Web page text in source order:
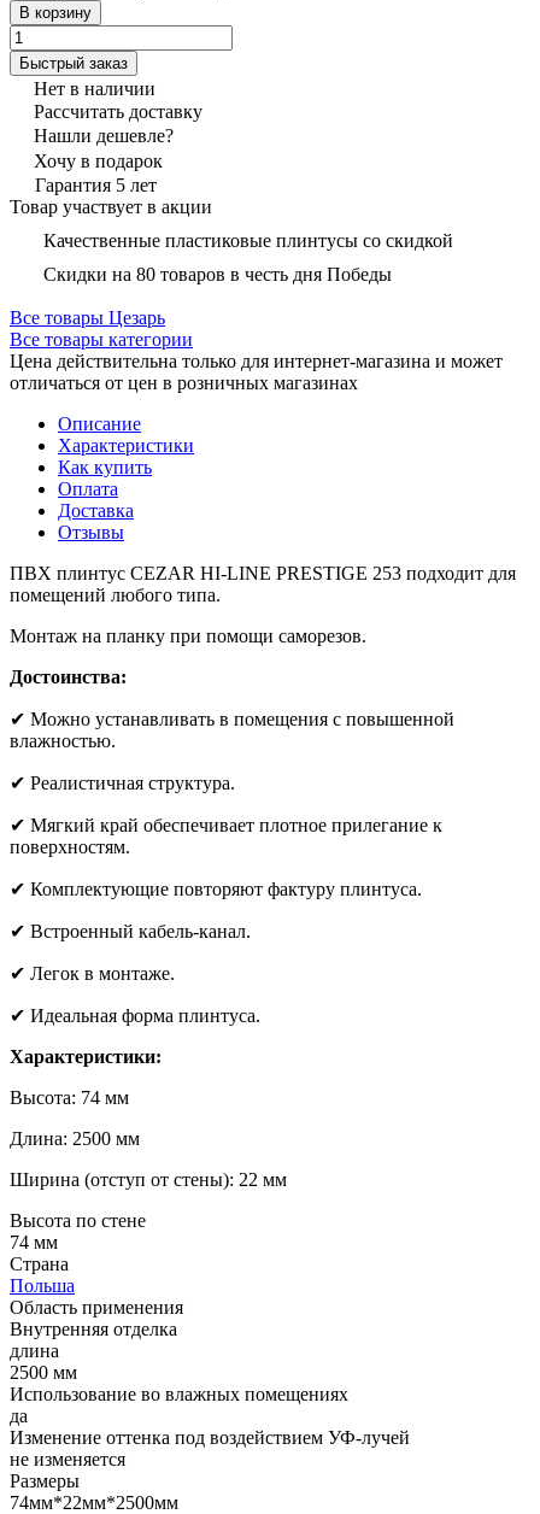
В корзину
Быстрый заказ
Нет в наличии
Рассчитать доставку
Нашли дешевле?
Хочу в подарок
Гарантия 5 лет
Товар участвует в акции
Качественные пластиковые плинтусы со скидкой
Скидки на 80 товаров в честь дня Победы
Все товары Цезарь
Все товары категории
Цена действительна только для интернет-магазина и может
отличаться от цен в розничных магазинах
Описание
Характеристики
Как купить
Оплата
Доставка
Отзывы
ПВХ плинтус CEZAR HI-LINE PRESTIGE 253 подходит для
помещений любого типа.
Монтаж на планку при помощи саморезов.
Достоинства:
✔ Можно устанавливать в помещения с повышенной
влажностью.
✔ Реалистичная структура.
✔ Мягкий край обеспечивает плотное прилегание к
поверхностям.
✔ Комплектующие повторяют фактуру плинтуса.
✔ Встроенный кабель-канал.
✔ Легок в монтаже.
✔ Идеальная форма плинтуса.
Характеристики:
Высота: 74 мм
Длина: 2500 мм
Ширина (отступ от стены): 22 мм
Высота по стене
74 мм
Страна
Польша
Область применения
Внутренняя отделка
длина
2500 мм
Использование во влажных помещениях
да
Изменение оттенка под воздействием УФ-лучей
не изменяется
Размеры
74мм*22мм*2500мм